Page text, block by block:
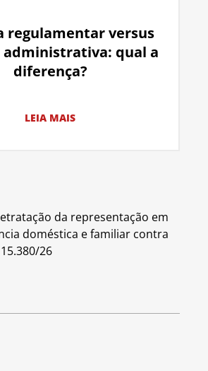
regulamentar versus
qual a
diferença?
LEIA MAIS
da representação em
doméstica e familiar contra
26